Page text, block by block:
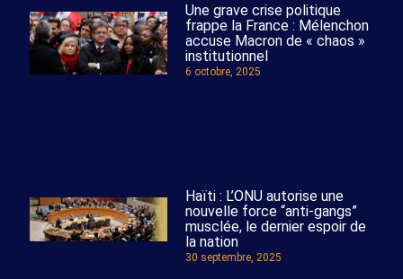
Une grave crise politique
frappe la France : Mélenchon
accuse Macron de « chaos »
institutionnel
6 octobre, 2025
Haïti : L’ONU autorise une
nouvelle force “anti-gangs”
musclée, le dernier espoir de
la nation
30 septembre, 2025